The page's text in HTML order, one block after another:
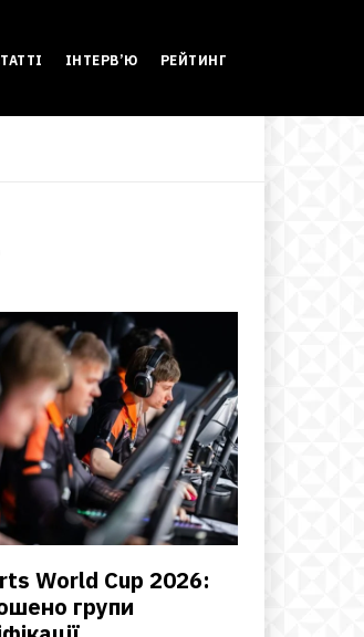
ІНТЕРВ’Ю РЕЙТИНГ
World Cup 2026:
групи